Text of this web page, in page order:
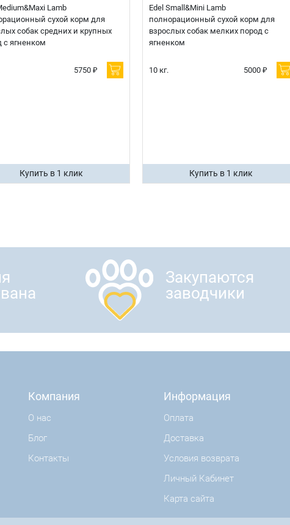
Lamb
сухой корм для
собак средних и крупных
с ягненком
5750 ₽
Купить в 1 клик
Edel Small&Mini Lamb
полнорационный сухой корм для
взрослых собак мелких пород с
ягненком
10 кг. 5000 ₽
Купить в 1 клик
Закупаются
заводчики
Компания
О нас
Блог
Контакты
Информация
Оплата
Доставка
Условия возврата
Личный Кабинет
Карта сайта